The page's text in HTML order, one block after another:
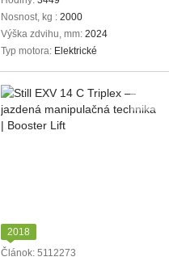
Nosnost, kg
2000
Výška zdvihu, mm 2024
Typ motora Elektrické
2018
Článok: 5112273